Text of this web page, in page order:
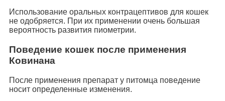
Использование оральных контрацептивов для кошек
не одобряется. При их применении очень большая
вероятность развития пиометрии.
Поведение кошек после применения
Ковинана
После применения препарат у питомца поведение
носит определенные изменения.